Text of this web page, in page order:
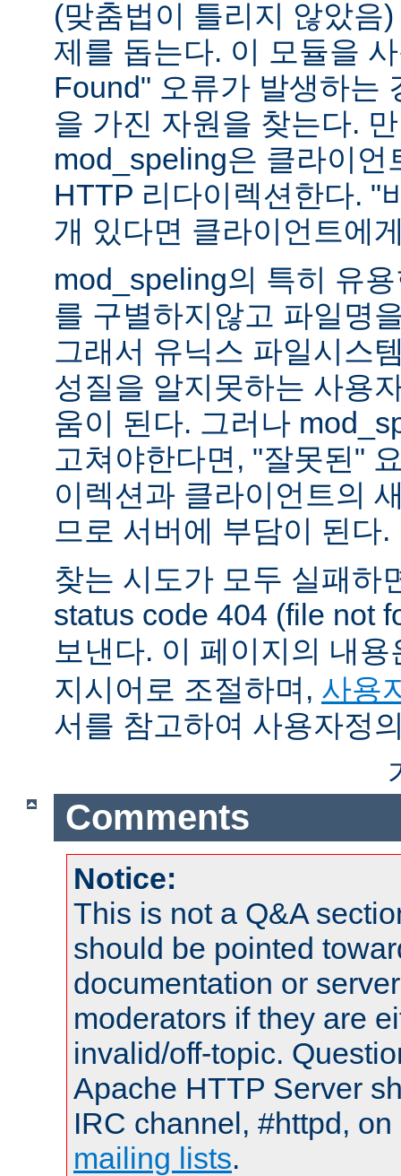
(맞춤법이 틀리지 않았음
제를 돕는다. 이 모듈을
Found" 오류가 발생하는
을 가진 자원을 찾는다.
mod_speling은 클라이언
HTTP 리다이렉션한다. "
개 있다면 클라이언트에
mod_speling의 특히 유
를 구별하지않고 파일명
그래서 유닉스 파일시스
성질을 알지못하는 사용
움이 된다. 그러나
고쳐야한다면, "잘못된"
이렉션과 클라이언트의
므로 서버에 부담이 된다.
찾는 시도가 모두 실패하
status code 404 (file not
보낸다. 이 페이지의 내
지시어로 조절하며, 사용
서를 참고하여 사용자정
Comments
Notice:
This is not a Q&A
should be pointed
documentation or
moderators if they are
invalid/off-topic.
Apache HTTP Server
IRC channel, #httpd,
mailing lists.